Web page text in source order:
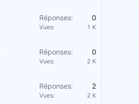
Réponses 0
Vues 1 K
Réponses 0
Vues 2 K
Réponses 2
Vues 2 K